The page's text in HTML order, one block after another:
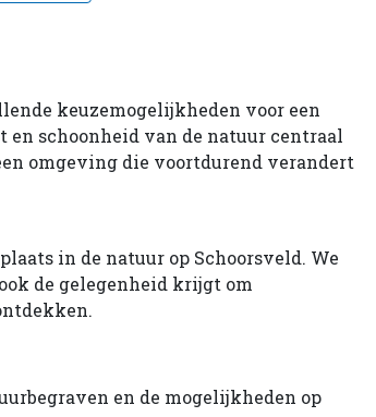
keuzemogelijkheden voor een
en schoonheid van de natuur centraal
omgeving die voortdurend verandert
in de natuur op Schoorsveld. We
de gelegenheid krijgt om
en de mogelijkheden op